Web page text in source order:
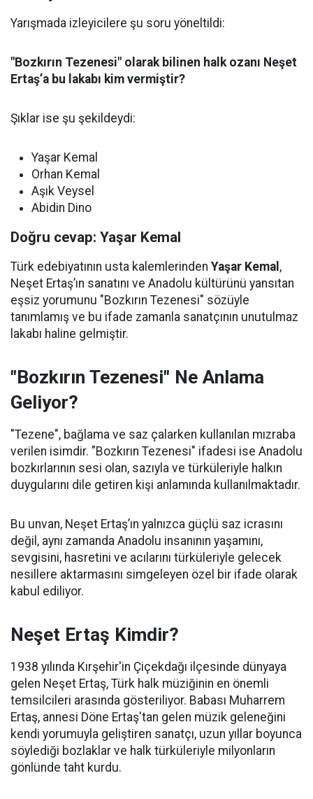
Yarışmada izleyicilere şu soru yöneltildi:
"Bozkırın Tezenesi" olarak bilinen halk ozanı Neşet
Ertaş’a bu lakabı kim vermiştir?
Şıklar ise şu şekildeydi:
Yaşar Kemal
Orhan Kemal
Aşık Veysel
Abidin Dino
Doğru cevap: Yaşar Kemal
Türk edebiyatının usta kalemlerinden Yaşar Kemal ,
Neşet Ertaş’ın sanatını ve Anadolu kültürünü yansıtan
eşsiz yorumunu "Bozkırın Tezenesi" sözüyle
tanımlamış ve bu ifade zamanla sanatçının unutulmaz
lakabı haline gelmiştir.
"Bozkırın Tezenesi" Ne Anlama
Geliyor?
"Tezene", bağlama ve saz çalarken kullanılan mızraba
verilen isimdir. "Bozkırın Tezenesi" ifadesi ise Anadolu
bozkırlarının sesi olan, sazıyla ve türküleriyle halkın
duygularını dile getiren kişi anlamında kullanılmaktadır.
Bu unvan, Neşet Ertaş’ın yalnızca güçlü saz icrasını
değil, aynı zamanda Anadolu insanının yaşamını,
sevgisini, hasretini ve acılarını türküleriyle gelecek
nesillere aktarmasını simgeleyen özel bir ifade olarak
kabul ediliyor.
Neşet Ertaş Kimdir?
1938 yılında Kırşehir'in Çiçekdağı ilçesinde dünyaya
gelen Neşet Ertaş, Türk halk müziğinin en önemli
temsilcileri arasında gösteriliyor. Babası Muharrem
Ertaş, annesi Döne Ertaş'tan gelen müzik geleneğini
kendi yorumuyla geliştiren sanatçı, uzun yıllar boyunca
söylediği bozlaklar ve halk türküleriyle milyonların
gönlünde taht kurdu.